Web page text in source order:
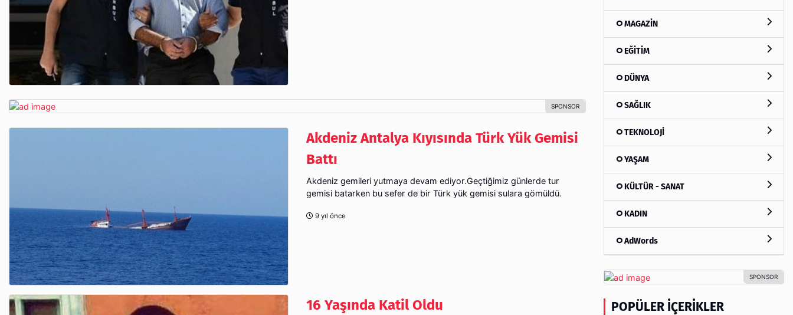
Akdeniz Antalya Kıyısında Türk Yük Gemisi
Battı
Akdeniz gemileri yutmaya devam ediyor.Geçtiğimiz günlerde tur
gemisi batarken bu sefer de bir Türk yük gemisi sulara gömüldü.
9 yıl önce
16 Yaşında Katil Oldu
MAGAZİN
EĞİTİM
DÜNYA
SAĞLIK
TEKNOLOJİ
YAŞAM
KÜLTÜR - SANAT
KADIN
AdWords
POPÜLER İÇERIKLER